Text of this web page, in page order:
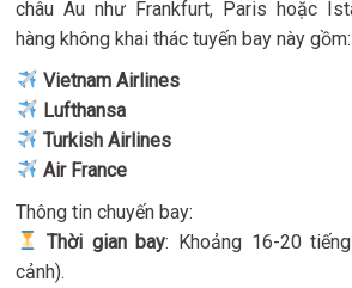
châu Âu như Frankfurt, Paris hoặc
hàng không khai thác tuyến bay này gồm:
Vietnam Airlines
Lufthansa
Turkish Airlines
Air France
Thông tin chuyến bay:
Thời gian bay: Khoảng 16-20
cảnh).